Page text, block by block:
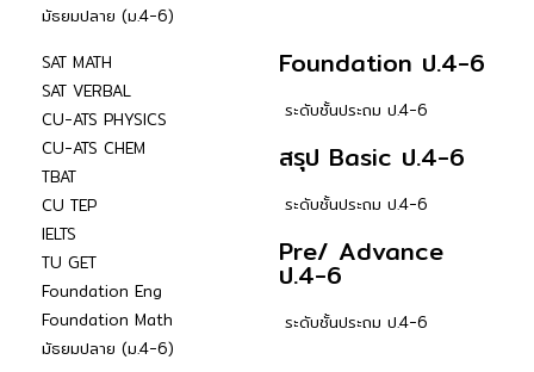
มัธยมปลาย (ม.4-6)
SAT MATH
SAT VERBAL
CU-ATS PHYSICS
CU-ATS CHEM
TBAT
CU TEP
IELTS
TU GET
Foundation Eng
Foundation Math
มัธยมปลาย (ม.4-6)
Foundation ป.4-6
ระดับชั้นประถม ป.4-6
สรุป Basic ป.4-6
ระดับชั้นประถม ป.4-6
Pre/ Advance
ป.4-6
ระดับชั้นประถม ป.4-6